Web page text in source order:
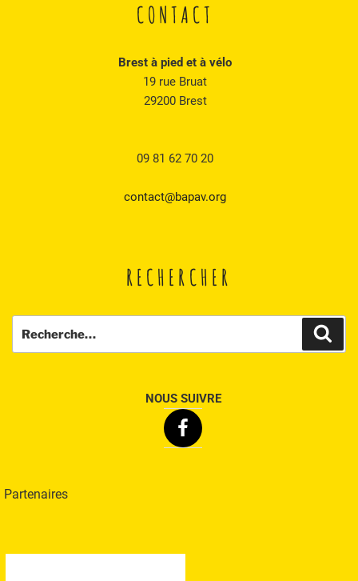
CONTACT
Brest à pied et à vélo
19 rue Bruat
29200 Brest
09 81 62 70 20
contact@bapav.org
RECHERCHER
NOUS SUIVRE
Facebook
Partenaires